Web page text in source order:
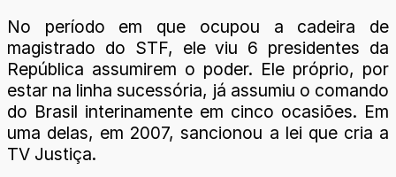
No período em que ocupou a cadeira de
magistrado do STF, ele viu 6 presidentes da
República assumirem o poder. Ele próprio, por
estar na linha sucessória, já assumiu o comando
do Brasil interinamente em cinco ocasiões. Em
uma delas, em 2007, sancionou a lei que cria a
TV Justiça.